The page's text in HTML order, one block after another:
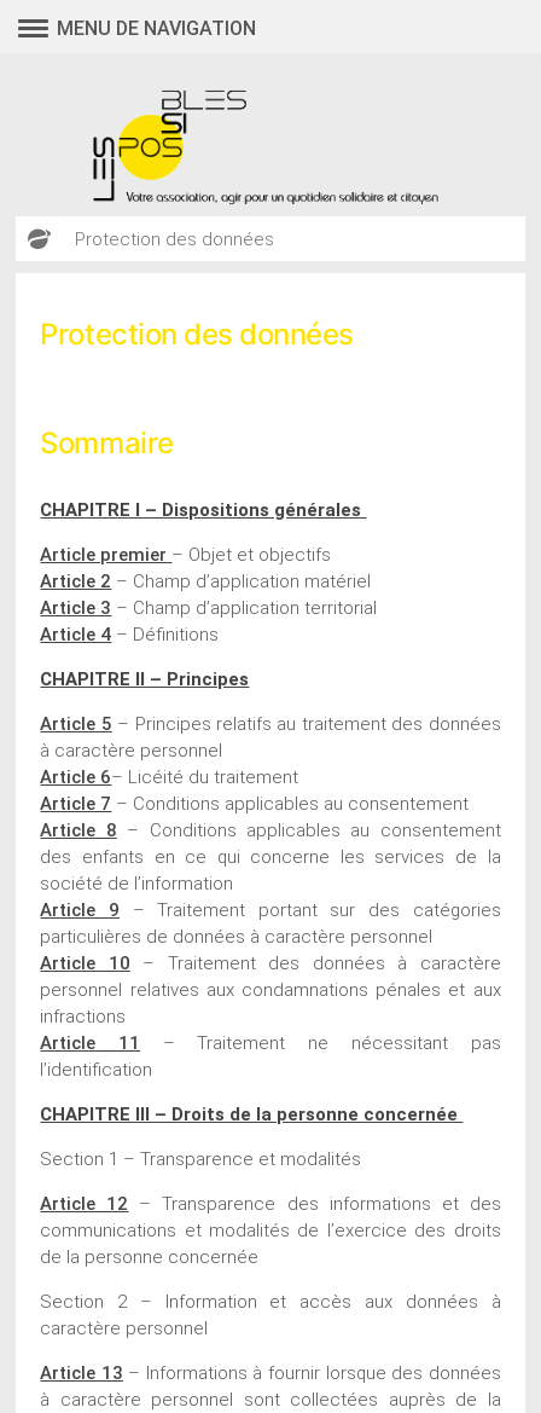
MENU DE NAVIGATION
Protection des données
Protection des données
Sommaire
CHAPITRE I – Dispositions générales
Article premier – Objet et objectifs
Article 2 – Champ d’application matériel
Article 3 – Champ d’application territorial
Article 4 – Définitions
CHAPITRE II – Principes
Article 5 – Principes relatifs au traitement des données
à caractère personnel
Article 6– Licéité du traitement
Article 7 – Conditions applicables au consentement
Article 8 – Conditions applicables au consentement
des enfants en ce qui concerne les services de la
société de l’information
Article 9 – Traitement portant sur des catégories
particulières de données à caractère personnel
Article 10 – Traitement des données à caractère
personnel relatives aux condamnations pénales et aux
infractions
Article 11
– Traitement ne nécessitant pas
l’identification
CHAPITRE III – Droits de la personne concernée
Section 1 – Transparence et modalités
Article 12 – Transparence des informations et des
communications et modalités de l’exercice des droits
de la personne concernée
Section 2 – Information et accès aux données à
caractère personnel
Article 13 – Informations à fournir lorsque des données
à caractère personnel sont collectées auprès de la